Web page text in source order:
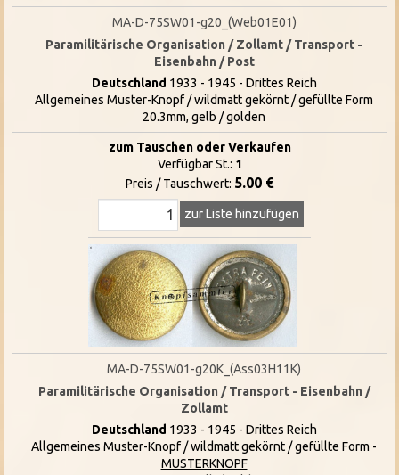
MA-D-75SW01-g20_(Web01E01)
Paramilitärische Organisation / Zollamt / Transport -
Eisenbahn / Post
Deutschland 1933 - 1945 - Drittes Reich
Allgemeines Muster-Knopf / wildmatt gekörnt / gefüllte Form
20.3mm, gelb / golden
zum Tauschen oder Verkaufen
Verfügbar St.: 1
Preis / Tauschwert: 5.00 €
zur Liste hinzufügen
MA-D-75SW01-g20K_(Ass03H11K)
Paramilitärische Organisation / Transport - Eisenbahn /
Zollamt
Deutschland 1933 - 1945 - Drittes Reich
Allgemeines Muster-Knopf / wildmatt gekörnt / gefüllte Form -
MUSTERKNOPF